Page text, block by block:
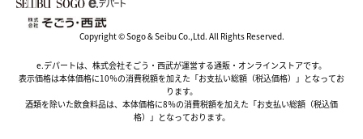
Copyright © Sogo & Seibu Co.,Ltd. All Rights Reserved.
e.デパートは、株式会社そごう・西武が運営する通販・オンラインストアです。
表示価格は本体価格に10％の消費税額を加えた「お支払い総額（税込価格）」となってお
ります。
酒類を除いた飲食料品は、本体価格に8％の消費税額を加えた「お支払い総額（税込価
格）」となっております。